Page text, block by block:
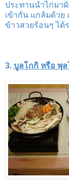
ประทานนำไก่มา
เข้ากัน แกล้มด้วย
ข้าวสวยร้อนๆ ได้
3. บูลโกกิ หรือ พุ